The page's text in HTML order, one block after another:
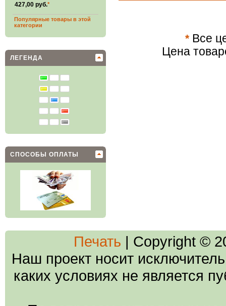
427,00 руб.*
Популярные товары в этой
категории
ЛЕГЕНДА
СПОСОБЫ ОПЛАТЫ
* Все
Цена
Печать | Copyright ©
Наш проект носит
каких условиях не является